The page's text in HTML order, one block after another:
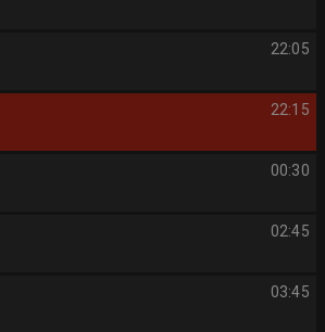
22:05
22:15
00:30
02:45
03:45